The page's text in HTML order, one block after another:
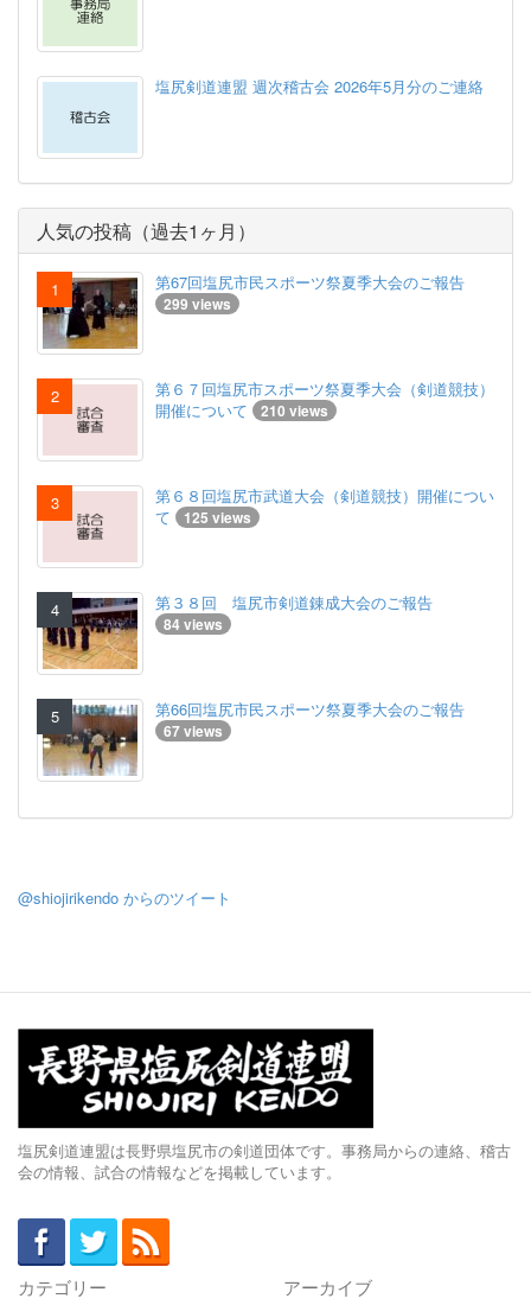
塩尻剣道連盟 週次稽古会 2026年5月分のご連絡
人気の投稿（過去1ヶ月）
第67回塩尻市民スポーツ祭夏季大会のご報告
299 views
第６７回塩尻市スポーツ祭夏季大会（剣道競技）
開催について
210 views
第６８回塩尻市武道大会（剣道競技）開催につい
て
125 views
第３８回 塩尻市剣道錬成大会のご報告
84 views
第66回塩尻市民スポーツ祭夏季大会のご報告
67 views
@shiojirikendo からのツイート
塩尻剣道連盟は長野県塩尻市の剣道団体です。事務局からの連絡、稽古
会の情報、試合の情報などを掲載しています。
カテゴリー アーカイブ